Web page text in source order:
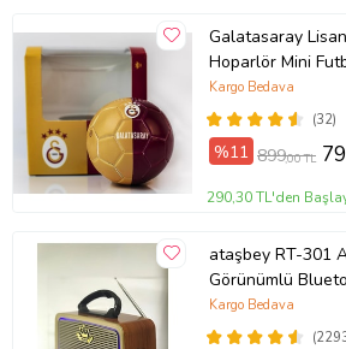
Galatasaray
Hoparlör Mini
Cimbom Goal
(32)
Kargo Bedava
%11 899,00 TL
290,30 TL'den
ataşbey RT-301
Görünümlü
Card Mp3 Çalar
(Kahverengi)
Kargo Bedava